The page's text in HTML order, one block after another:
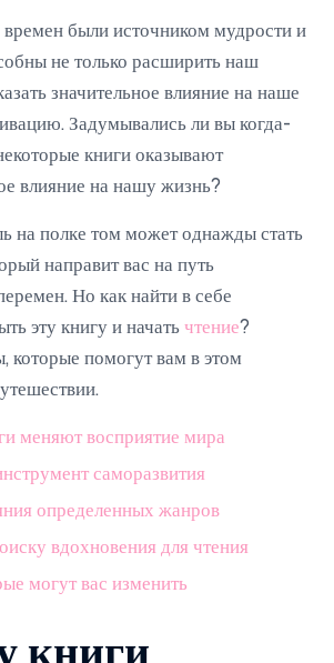
времен были источником мудрости и
не только расширить наш
значительное влияние на наше
Задумывались ли вы когда-
книги оказывают
влияние на нашу жизнь?
на полке том может однажды стать
направит вас на путь
Но как найти в себе
эту книгу и начать чтение?
которые помогут вам в этом
меняют восприятие мира
саморазвития
определенных жанров
вдохновения для чтения
могут вас изменить